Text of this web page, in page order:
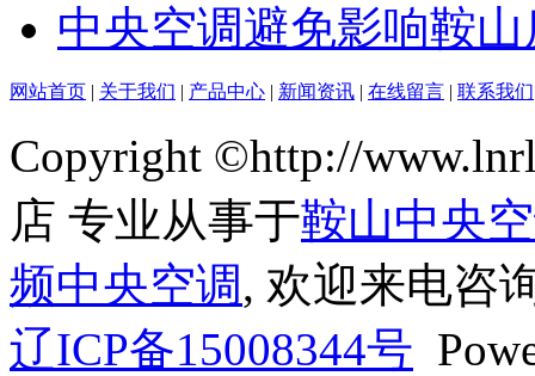
中央空调避免影响鞍
网站首页 | 关于我们 | 产品中心 | 新闻资讯 | 在线留言 | 联系我们
Copyright ©http://
店 专业从事于鞍山中央
频中央空调, 欢迎来电咨
辽ICP备15008344号